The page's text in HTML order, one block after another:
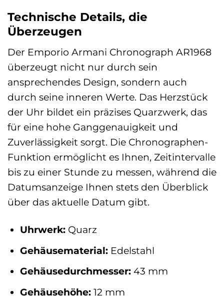
Technische Details, die
Überzeugen
Der Emporio Armani Chronograph AR1968
überzeugt nicht nur durch sein
ansprechendes Design, sondern auch
durch seine inneren Werte. Das Herzstück
der Uhr bildet ein präzises Quarzwerk, das
für eine hohe Ganggenauigkeit und
Zuverlässigkeit sorgt. Die Chronographen-
Funktion ermöglicht es Ihnen, Zeitintervalle
bis zu einer Stunde zu messen, während die
Datumsanzeige Ihnen stets den Überblick
über das aktuelle Datum gibt.
Uhrwerk:Quarz
Gehäusematerial:Edelstahl
Gehäusedurchmesser:43 mm
Gehäusehöhe:12 mm